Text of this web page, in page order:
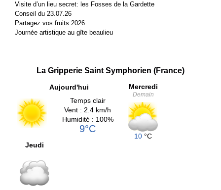
Visite d’un lieu secret: les Fosses de la Gardette
Conseil du 23.07.26
Partagez vos fruits 2026
Journée artistique au gîte beaulieu
La Gripperie Saint Symphorien (France)
Aujourd'hui
Temps clair
Vent : 2.4 km/h
Humidité : 100%
9°C
Mercredi
Demain
10 °C
Jeudi